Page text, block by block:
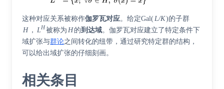
这种对应关系被称作伽罗瓦对应。给定Gal(L/K)的子群
H ， LH被称为 H 的到达域。伽罗瓦对应建立了特定条件下
域扩张与群论之间转化的纽带，通过研究特定群的结构，
可以给出域扩张的仔细刻画。
相关条目